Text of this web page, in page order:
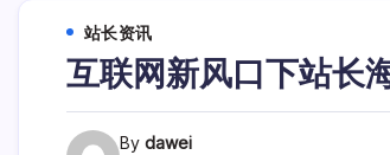
站长资讯
互联网新风口下站长
By dawei